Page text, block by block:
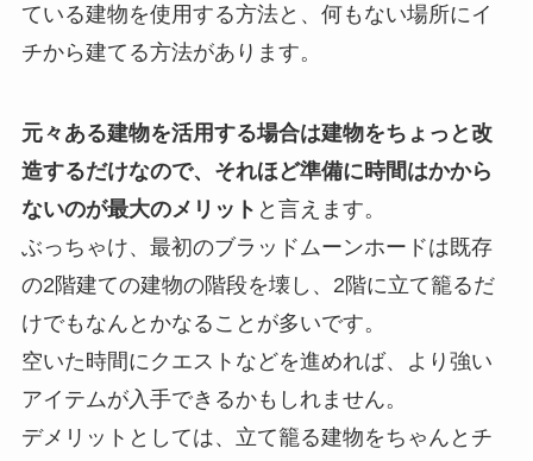
ている建物を使用する方法と、何もない場所にイ
チから建てる方法があります。
元々ある建物を活用する場合は建物をちょっと改
造するだけなので、それほど準備に時間はかから
ないのが最大のメリット と言えます。
ぶっちゃけ、最初のブラッドムーンホードは既存
の2階建ての建物の階段を壊し、2階に立て籠るだ
けでもなんとかなることが多いです。
空いた時間にクエストなどを進めれば、より強い
アイテムが入手できるかもしれません。
デメリットとしては、立て籠る建物をちゃんとチ